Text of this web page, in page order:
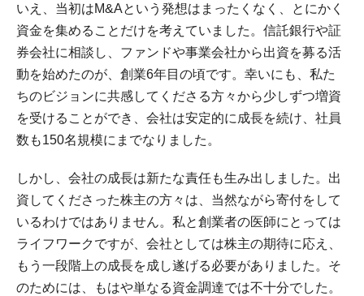
いえ、当初はM&Aという発想はまったくなく、とにかく
資金を集めることだけを考えていました。信託銀行や証
券会社に相談し、ファンドや事業会社から出資を募る活
動を始めたのが、創業6年目の頃です。幸いにも、私た
ちのビジョンに共感してくださる方々から少しずつ増資
を受けることができ、会社は安定的に成長を続け、社員
数も150名規模にまでなりました。
しかし、会社の成長は新たな責任も生み出しました。出
資してくださった株主の方々は、当然ながら寄付をして
いるわけではありません。私と創業者の医師にとっては
ライフワークですが、会社としては株主の期待に応え、
もう一段階上の成長を成し遂げる必要がありました。そ
のためには、もはや単なる資金調達では不十分でした。